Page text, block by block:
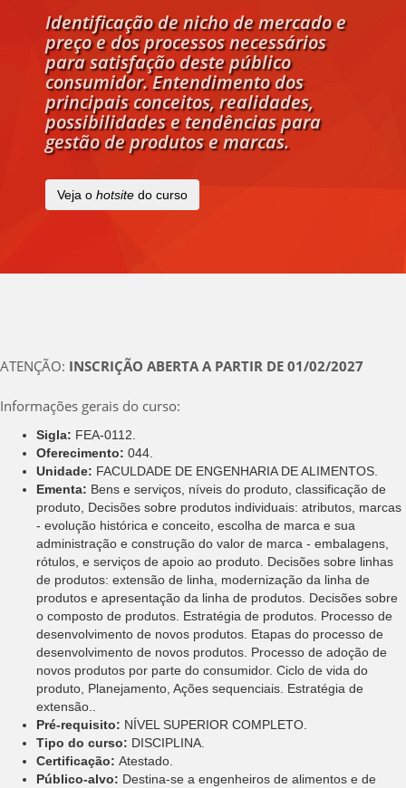
Identificação de nicho de mercado e
preço e dos processos necessários
para satisfação deste público
consumidor. Entendimento dos
principais conceitos, realidades,
possibilidades e tendências para
gestão de produtos e marcas.
Veja o hotsite do curso
ATENÇÃO: INSCRIÇÃO ABERTA A PARTIR DE 01/02/2027
Informações gerais do curso:
Sigla: FEA-0112.
Oferecimento: 044.
Unidade: FACULDADE DE ENGENHARIA DE ALIMENTOS.
Ementa: Bens e serviços, níveis do produto, classificação de
produto, Decisões sobre produtos individuais: atributos, marcas
- evolução histórica e conceito, escolha de marca e sua
administração e construção do valor de marca - embalagens,
rótulos, e serviços de apoio ao produto. Decisões sobre linhas
de produtos: extensão de linha, modernização da linha de
produtos e apresentação da linha de produtos. Decisões sobre
o composto de produtos. Estratégia de produtos. Processo de
desenvolvimento de novos produtos. Etapas do processo de
desenvolvimento de novos produtos. Processo de adoção de
novos produtos por parte do consumidor. Ciclo de vida do
produto, Planejamento, Ações sequenciais. Estratégia de
extensão..
Pré-requisito: NÍVEL SUPERIOR COMPLETO.
Tipo do curso: DISCIPLINA.
Certificação: Atestado.
Público-alvo: Destina-se a engenheiros de alimentos e de